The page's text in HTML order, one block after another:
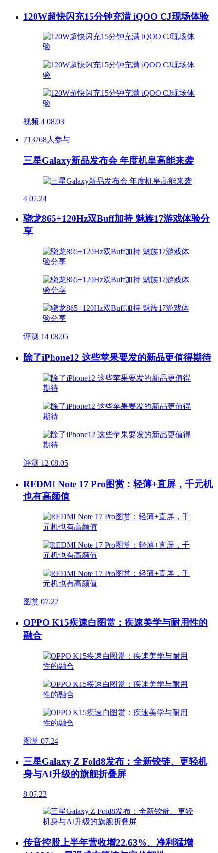
120W超快闪充15分钟充满 iQOO CJ现场体验
视频 4 08.03
713768人参与
三星Galaxy新品发布会 年度机皇高能来袭
4 07.24
骁龙865+120Hz双Buff加持 魅族17游戏体验分
享
评测 14 08.05
除了iPhone12 这些苹果要发的新品更值得期待
评测 12 08.05
REDMI Note 17 Pro图赏：轻薄+直屏，千元机
也有高颜值
图赏 07.22
OPPO K15疾速白图赏：疾速美学与耐用性的
融合
图赏 07.24
三星Galaxy Z Fold8发布：全新铰链、更轻机
身与AI升级的旗舰折叠屏
8 07.23
传音控股上半年营收增22.63%、净利猛增